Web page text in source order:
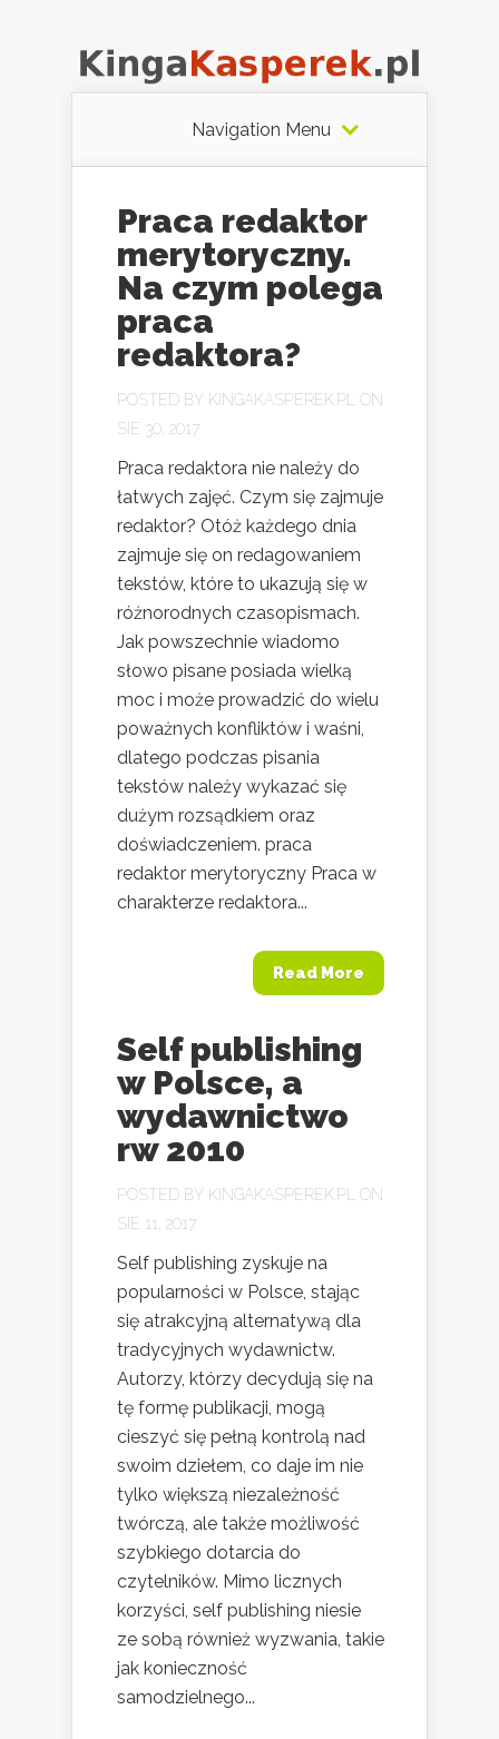
Navigation Menu
Praca redaktor
merytoryczny.
Na czym polega
praca
redaktora?
POSTED BY KINGAKASPEREK.PL
ON
SIE 30, 2017
Praca redaktora nie należy do
łatwych zajęć. Czym się zajmuje
redaktor? Otóż każdego dnia
zajmuje się on redagowaniem
tekstów, które to ukazują się w
różnorodnych czasopismach.
Jak powszechnie wiadomo
słowo pisane posiada wielką
moc i może prowadzić do wielu
poważnych konfliktów i waśni,
dlatego podczas pisania
tekstów należy wykazać się
dużym rozsądkiem oraz
doświadczeniem. praca
redaktor merytoryczny Praca w
charakterze redaktora...
Read More
Self publishing
w Polsce, a
wydawnictwo
rw 2010
POSTED BY KINGAKASPEREK.PL
ON
SIE 11, 2017
Self publishing zyskuje na
popularności w Polsce, stając
się atrakcyjną alternatywą dla
tradycyjnych wydawnictw.
Autorzy, którzy decydują się na
tę formę publikacji, mogą
cieszyć się pełną kontrolą nad
swoim dziełem, co daje im nie
tylko większą niezależność
twórczą, ale także możliwość
szybkiego dotarcia do
czytelników. Mimo licznych
korzyści, self publishing niesie
ze sobą również wyzwania, takie
jak konieczność
samodzielnego...